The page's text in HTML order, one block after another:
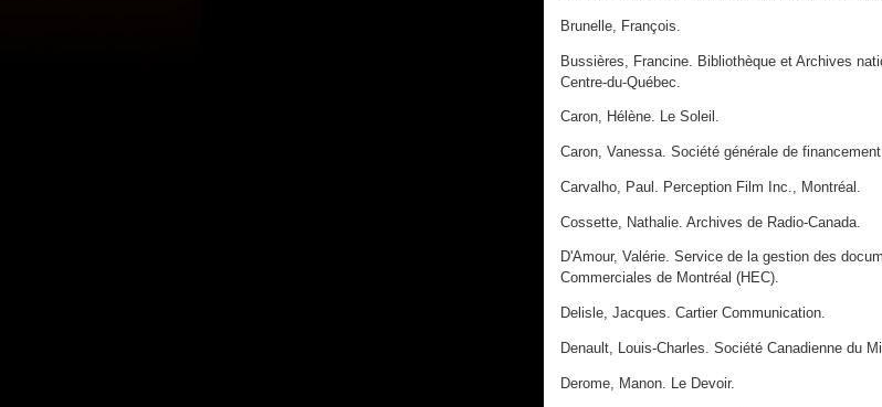
Brunelle, François.
Bussières, Francine. Bibliothèque et Archives
Centre-du-Québec.
Caron, Hélène. Le Soleil.
Caron, Vanessa. Société générale de
Carvalho, Paul. Perception Film Inc., Montréal.
Cossette, Nathalie. Archives de Radio-Canada.
D'Amour, Valérie. Service de la gestion des
Commerciales de Montréal (HEC).
Delisle, Jacques. Cartier Communication.
Denault, Louis-Charles. Société Canadienne du
Derome, Manon. Le Devoir.